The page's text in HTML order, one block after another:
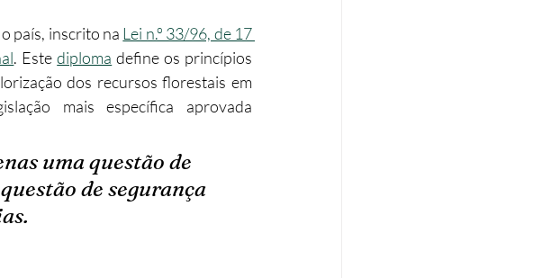
país, inscrito na Lei n.º 33/96, de 17
. Este diploma define os princípios
dos recursos florestais em
mais específica aprovada
uma questão de
de segurança